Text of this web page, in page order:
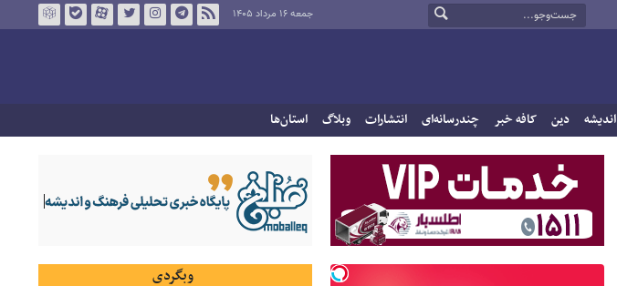
جمعه ۱۶ مرداد ۱۴۰۵
اندیشه دین کافه خبر چندرسانه‌ای انتشارات وبلاگ استان‌ها
وبگردی